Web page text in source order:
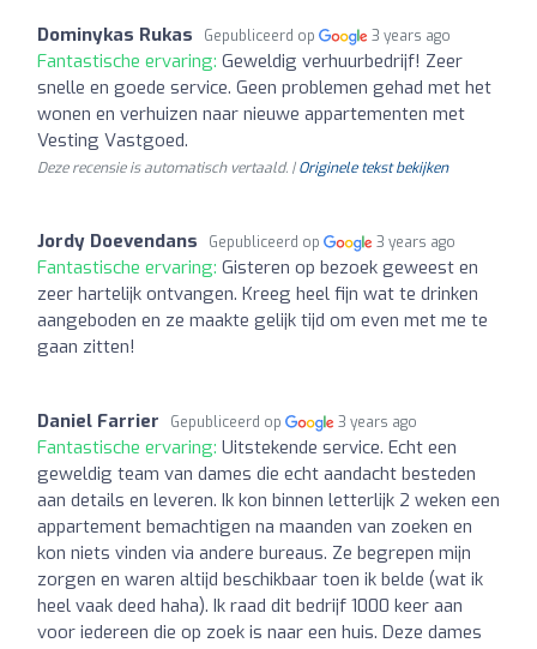
Dominykas Rukas Gepubliceerd op 3 years ago
Fantastische ervaring: Geweldig verhuurbedrijf! Zeer
snelle en goede service. Geen problemen gehad met het
wonen en verhuizen naar nieuwe appartementen met
Vesting Vastgoed.
Deze recensie is automatisch vertaald. |Originele tekst bekijken
Jordy Doevendans Gepubliceerd op 3 years ago
Fantastische ervaring: Gisteren op bezoek geweest en
zeer hartelijk ontvangen. Kreeg heel fijn wat te drinken
aangeboden en ze maakte gelijk tijd om even met me te
gaan zitten!
Daniel Farrier Gepubliceerd op 3 years ago
Fantastische ervaring: Uitstekende service. Echt een
geweldig team van dames die echt aandacht besteden
aan details en leveren. Ik kon binnen letterlijk 2 weken een
appartement bemachtigen na maanden van zoeken en
kon niets vinden via andere bureaus. Ze begrepen mijn
zorgen en waren altijd beschikbaar toen ik belde (wat ik
heel vaak deed haha). Ik raad dit bedrijf 1000 keer aan
voor iedereen die op zoek is naar een huis. Deze dames